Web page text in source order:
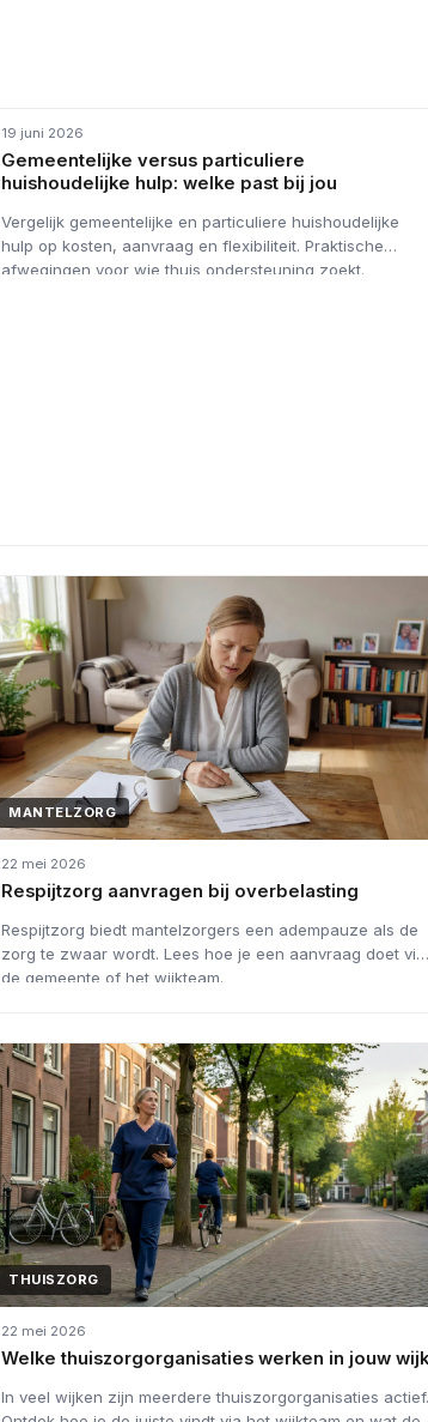
19 juni 2026
Gemeentelijke versus particuliere
huishoudelijke hulp: welke past bij jou
Vergelijk gemeentelijke en particuliere huishoudelijke
hulp op kosten, aanvraag en flexibiliteit. Praktische
afwegingen voor wie thuis ondersteuning zoekt.
MANTELZORG
22 mei 2026
Respijtzorg aanvragen bij overbelasting
Respijtzorg biedt mantelzorgers een adempauze als de
zorg te zwaar wordt. Lees hoe je een aanvraag doet via
de gemeente of het wijkteam.
THUISZORG
22 mei 2026
Welke thuiszorgorganisaties werken in jouw wijk
In veel wijken zijn meerdere thuiszorgorganisaties actief.